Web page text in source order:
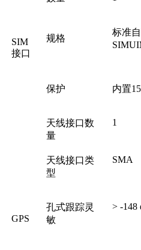
SIM
接口
规格
标准
保护 内置
GPS
天线接口数
量
1
天线接口类
型
SMA
孔式跟踪灵
敏
> -148